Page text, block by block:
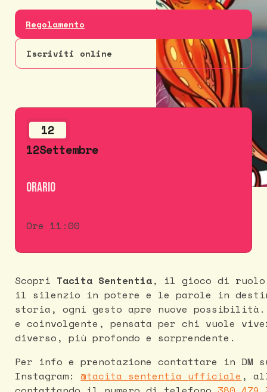
Regolamento
Iscriviti online
Scopri Tacita Sententia, il gioco di ruolo
il silenzio in potere e le parole in
storia, ogni gesto apre nuove possibilità.
e coinvolgente, pensata per chi vuole
diverso, più profondo e sorprendente.
Per info e prenotazione contattare in
Instagram:@tacita_sententia_ufficiale ,
12
12Settembre
Orario
Ore 11:00